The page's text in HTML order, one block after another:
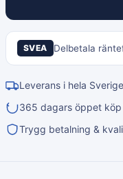
SVEA Delbetala
Leverans i hela Sverige
365 dagars öppet
Trygg betalning &